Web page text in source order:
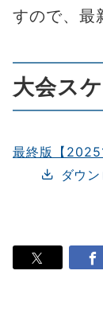
すので、最
大会ス
最終版【
ダウ